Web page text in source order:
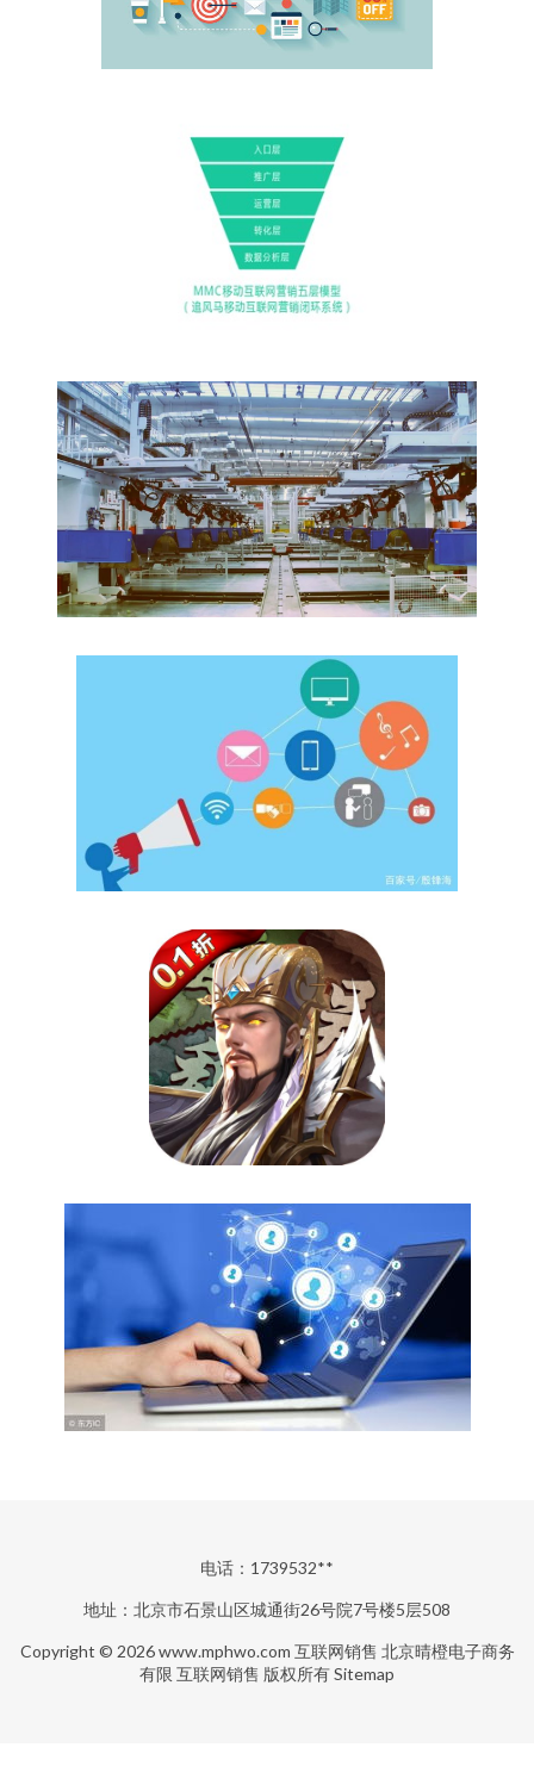
电话：1739532**
地址：北京市石景山区城通街26号院7号楼5层508
Copyright © 2026www.mphwo.com 互联网销售 北京晴橙电子商务
有限 互联网销售 版权所有Sitemap